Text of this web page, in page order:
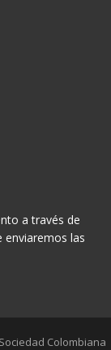
a través de
enviaremos las
Colombiana